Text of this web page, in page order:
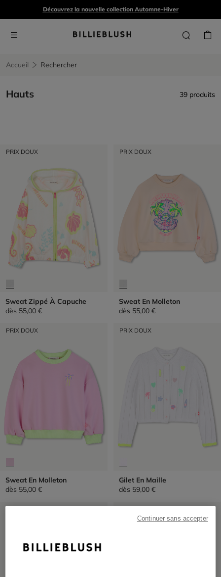
Découvrez la nouvelle collection Automne-Hiver
Accueil Rechercher
Hauts 39 produits
PRIX DOUX
Sweat Zippé À Capuche
dès 55,00 €
PRIX DOUX
Sweat En Molleton
dès 55,00 €
PRIX DOUX
Sweat En Molleton
dès 55,00 €
PRIX DOUX
Gilet En Maille
dès 59,00 €
PRIX DOUX PRIX DOUX
Continuer sans accepter